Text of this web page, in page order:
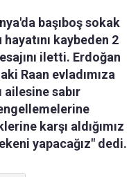
başıboş sokak
kaybeden 2
iletti. Erdoğan
Raan evladımıza
sabır
karşı aldığımız
yapacağız" dedi.